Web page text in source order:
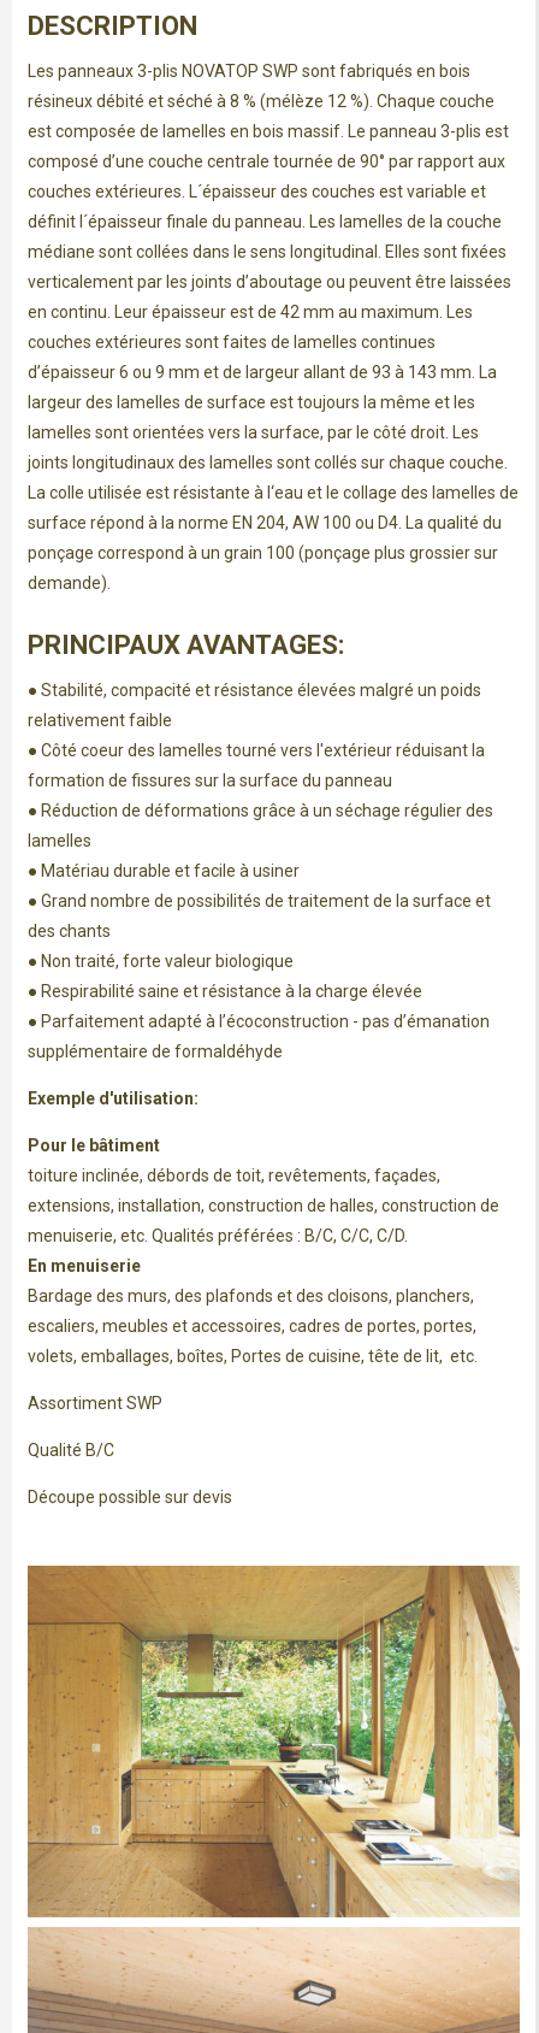
DESCRIPTION
Les panneaux 3-plis NOVATOP SWP sont fabriqués en bois
résineux débité et séché à 8 % (mélèze 12 %). Chaque couche
est composée de lamelles en bois massif. Le panneau 3-plis est
composé d’une couche centrale tournée de 90° par rapport aux
couches extérieures. L´épaisseur des couches est variable et
définit l´épaisseur finale du panneau. Les lamelles de la couche
médiane sont collées dans le sens longitudinal. Elles sont fixées
verticalement par les joints d’aboutage ou peuvent être laissées
en continu. Leur épaisseur est de 42 mm au maximum. Les
couches extérieures sont faites de lamelles continues
d’épaisseur 6 ou 9 mm et de largeur allant de 93 à 143 mm. La
largeur des lamelles de surface est toujours la même et les
lamelles sont orientées vers la surface, par le côté droit. Les
joints longitudinaux des lamelles sont collés sur chaque couche.
La colle utilisée est résistante à l‘eau et le collage des lamelles de
surface répond à la norme EN 204, AW 100 ou D4. La qualité du
ponçage correspond à un grain 100 (ponçage plus grossier sur
demande).
PRINCIPAUX AVANTAGES:
● Stabilité, compacité et résistance élevées malgré un poids
relativement faible
● Côté coeur des lamelles tourné vers l'extérieur réduisant la
formation de fissures sur la surface du panneau
● Réduction de déformations grâce à un séchage régulier des
lamelles
● Matériau durable et facile à usiner
● Grand nombre de possibilités de traitement de la surface et
des chants
● Non traité, forte valeur biologique
● Respirabilité saine et résistance à la charge élevée
● Parfaitement adapté à l’écoconstruction - pas d’émanation
supplémentaire de formaldéhyde
Exemple d'utilisation:
Pour le bâtiment
toiture inclinée, débords de toit, revêtements, façades,
extensions, installation, construction de halles, construction de
menuiserie, etc. Qualités préférées : B/C, C/C, C/D.
En menuiserie
Bardage des murs, des plafonds et des cloisons, planchers,
escaliers, meubles et accessoires, cadres de portes, portes,
volets, emballages, boîtes, Portes de cuisine, tête de lit, etc.
Assortiment SWP
Qualité B/C
Découpe possible sur devis